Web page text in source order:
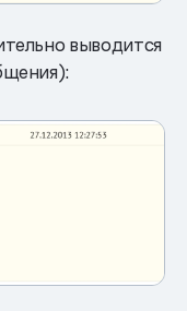
выводится